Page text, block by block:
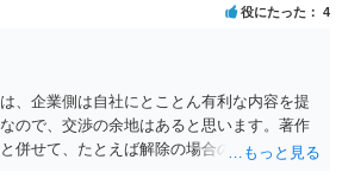
役にたった 4
、企業側は自社にとことん有利な内容を提
ので、交渉の余地はあると思います。著作
併せて、たとえば解除の場合のクリエータ